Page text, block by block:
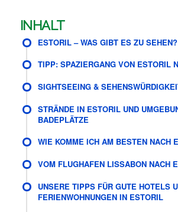
INHALT
ESTORIL – WAS GIBT ES ZU SEHEN?
TIPP: SPAZIERGANG VON ESTORIL
SIGHTSEEING &
STRÄNDE IN ESTORIL UND
BADEPLÄTZE
WIE KOMME ICH AM BESTEN NACH
VOM FLUGHAFEN LISSABON NACH
UNSERE TIPPS FÜR GUTE HOTELS
FERIENWOHNUNGEN IN ESTORIL